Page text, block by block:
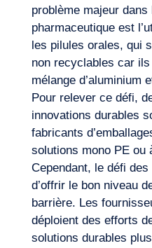
problème majeur dans
pharmaceutique est
les pilules orales, qui
non recyclables car
mélange d’aluminium
Pour relever ce défi,
innovations durables
fabricants
solutions mono PE ou
Cependant, le défi
d’offrir le bon niveau
barrière. Les
déploient des efforts
solutions durables